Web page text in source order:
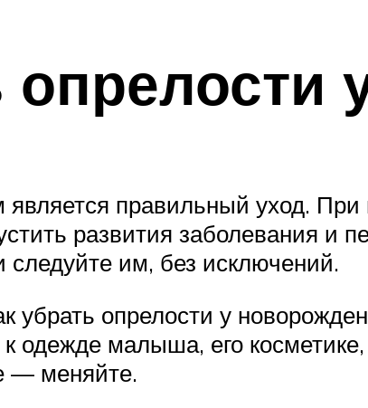
опрелости
правильный уход. При
развития заболевания
следуйте им, без исключений.
убрать опрелости у
одежде малыша, его
— меняйте.